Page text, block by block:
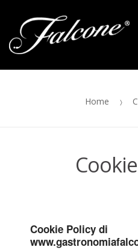
Skip to navigation
Skip to content
Home
Cookie Policy di